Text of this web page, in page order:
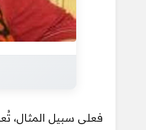
فعلى سبيل المثال،